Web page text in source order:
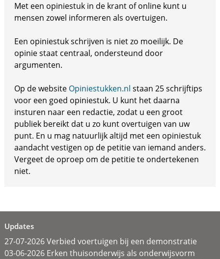
Met een opiniestuk in de krant of online kunt u
mensen zowel informeren als overtuigen.
Een opiniestuk schrijven is niet zo moeilijk. De
opinie staat centraal, ondersteund door
argumenten.
Op de website Opiniestukken.nl staan 25 schrijftips
voor een goed opiniestuk. U kunt het daarna
insturen naar een redactie, zodat u een groot
publiek bereikt dat u zo kunt overtuigen van uw
punt. En u mag natuurlijk altijd met een opiniestuk
aandacht vestigen op de petitie van iemand anders.
Vergeet de oproep om de petitie te ondertekenen
niet.
Updates
27-07-2026 Verbied voertuigen bij een demonstratie
03-06-2026 Erken thuisonderwijs als onderwijsvorm